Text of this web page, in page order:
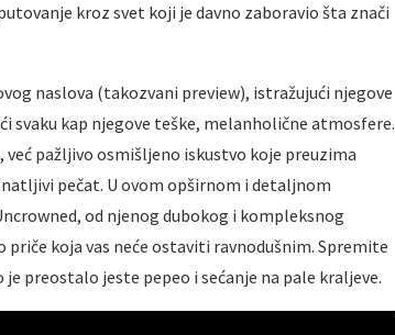
kroz svet koji je davno zaboravio šta znači
naslova (takozvani preview), istražujući njegove
svaku kap njegove teške, melanholične atmosfere.
pažljivo osmišljeno iskustvo koje preuzima
pečat. U ovom opširnom i detaljnom
od njenog dubokog i kompleksnog
koja vas neće ostaviti ravnodušnim. Spremite
preostalo jeste pepeo i sećanje na pale kraljeve.